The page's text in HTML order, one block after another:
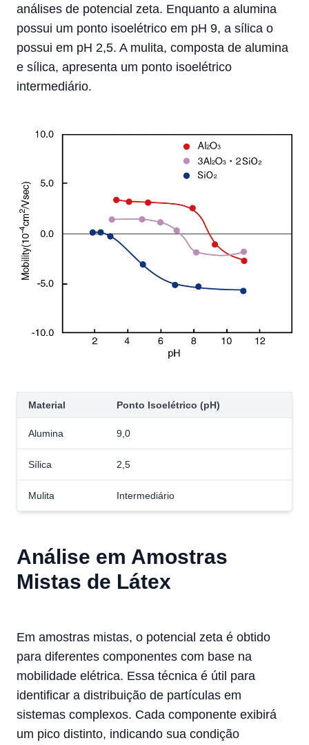
análises de potencial zeta. Enquanto a alumina
possui um ponto isoelétrico em pH 9, a sílica o
possui em pH 2,5. A mulita, composta de alumina
e sílica, apresenta um ponto isoelétrico
intermediário.
Material Ponto Isoelétrico (pH)
Alumina 9,0
Sílica 2,5
Mulita Intermediário
Análise em Amostras
Mistas de Látex
Em amostras mistas, o potencial zeta é obtido
para diferentes componentes com base na
mobilidade elétrica. Essa técnica é útil para
identificar a distribuição de partículas em
sistemas complexos. Cada componente exibirá
um pico distinto, indicando sua condição